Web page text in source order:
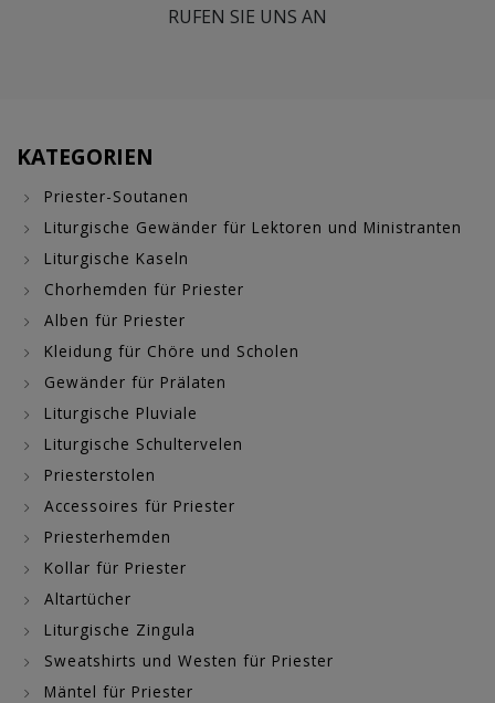
RUFEN SIE UNS AN
KATEGORIEN
Priester-Soutanen
Liturgische Gewänder für Lektoren und Ministranten
Liturgische Kaseln
Chorhemden für Priester
Alben für Priester
Kleidung für Chöre und Scholen
Gewänder für Prälaten
Liturgische Pluviale
Liturgische Schultervelen
Priesterstolen
Accessoires für Priester
Priesterhemden
Kollar für Priester
Altartücher
Liturgische Zingula
Sweatshirts und Westen für Priester
Mäntel für Priester